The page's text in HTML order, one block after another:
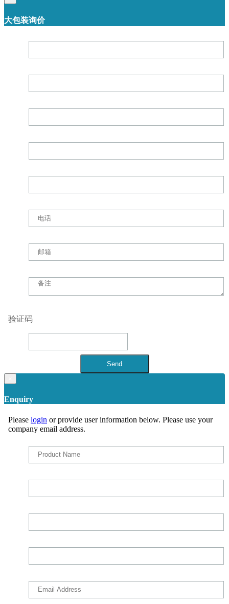
大包装询价
验证码
Enquiry
Please login or provide user information below. Please use your
company email address.